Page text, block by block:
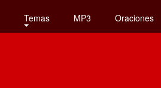
Temas MP3 Oraciones